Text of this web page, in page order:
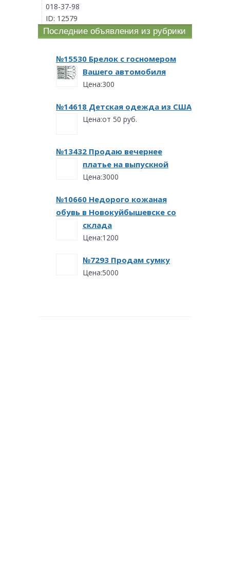
018-37-98
ID: 12579
Последние объявления из рубрики
№15530 Брелок с госномером
Вашего автомобиля
Цена:300
№14618 Детская одежда из США
Цена:от 50 руб.
№13432 Продаю вечернее
платье на выпускной
Цена:3000
№10660 Недорого кожаная
обувь в Новокуйбышевске со
склада
Цена:1200
№7293 Продам сумку
Цена:5000